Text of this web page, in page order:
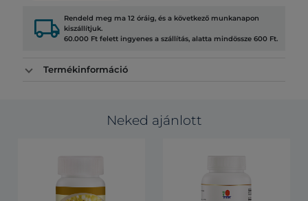
local_shipping Rendeld meg ma 12 óráig, és a következő munkanapon
kiszállítjuk.
60.000 Ft felett ingyenes a szállítás, alatta mindössze 600 Ft.
Termékinformáció
Neked ajánlott